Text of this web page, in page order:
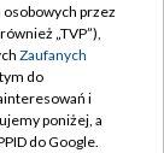
przez
„TVP”),
Zaufanych
do
i
poniżej, a
do Google.